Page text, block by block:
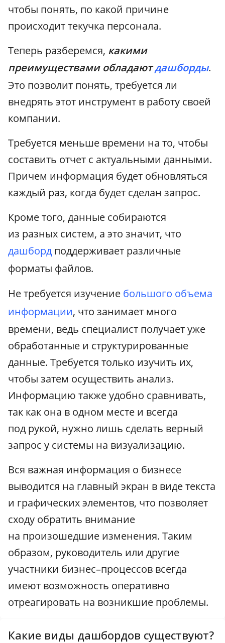
чтобы понять, по какой причине
происходит текучка персонала.
Теперь разберемся, какими
преимуществами обладаютдашборды.
Это позволит понять, требуется ли
внедрять этот инструмент в работу своей
компании.
Требуется меньше времени на то, чтобы
составить отчет с актуальными данными.
Причем информация будет обновляться
каждый раз, когда будет сделан запрос.
Кроме того, данные собираются
из разных систем, а это значит, что
дашборд поддерживает различные
форматы файлов.
Не требуется изучение большого объема
информации, что занимает много
времени, ведь специалист получает уже
обработанные и структурированные
данные. Требуется только изучить их,
чтобы затем осуществить анализ.
Информацию также удобно сравнивать,
так как она в одном месте и всегда
под рукой, нужно лишь сделать верный
запрос у системы на визуализацию.
Вся важная информация о бизнесе
выводится на главный экран в виде текста
и графических элементов, что позволяет
сходу обратить внимание
на произошедшие изменения. Таким
образом, руководитель или другие
участники бизнес–процессов всегда
имеют возможность оперативно
отреагировать на возникшие проблемы.
Какие виды дашбордов существуют?